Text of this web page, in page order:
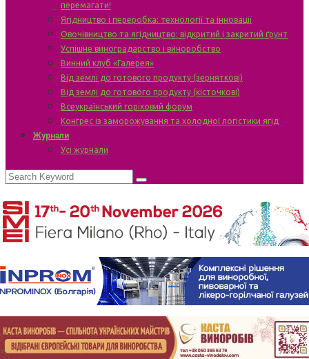
перемагати!
Ягідництво і переробка: технології та інновації
Овочівництво та ягідництво: відкритий і закритий ґрунт
Успішне виноградарство і виноробство
Винний клуб «Галерея»
Від землі до готового продукту (зерняткові)
Від землі до готового продукту (кісточкові)
Всеукраїнський горіховий форум
Конгрес із заморожування та холодної логістики ягід
Журнали
Усі журнали